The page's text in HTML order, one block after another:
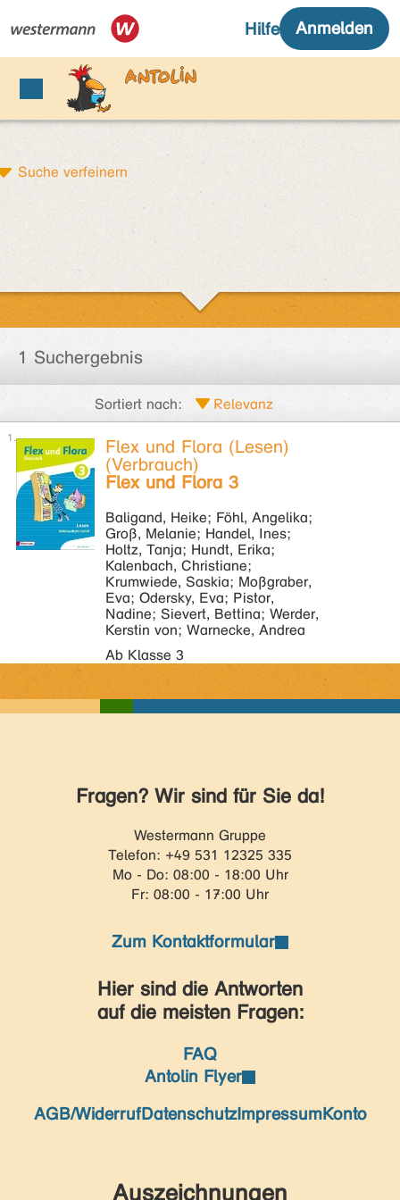
Suche verfeinern
1 Suchergebnis
Sortiert nach:
Flex und Flora (Lesen)
(Verbrauch)
Flex und Flora 3
Baligand, Heike; Föhl, Angelika;
Groß, Melanie; Handel, Ines;
Holtz, Tanja; Hundt, Erika;
Kalenbach, Christiane;
Krumwiede, Saskia; Moßgraber,
Eva; Odersky, Eva; Pistor,
Nadine; Sievert, Bettina; Werder,
Kerstin von; Warnecke, Andrea
Ab Klasse 3